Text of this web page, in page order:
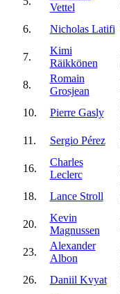
Vettel
6. Nicholas Latifi
7.
Kimi
Räikkönen
8.
Romain
Grosjean
10. Pierre Gasly
11. Sergio Pérez
16.
Charles
Leclerc
18. Lance Stroll
20.
Kevin
Magnussen
23.
Alexander
Albon
26. Daniil Kvyat